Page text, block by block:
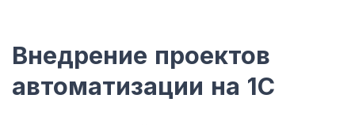
Внедрение проектов
автоматизации на 1С